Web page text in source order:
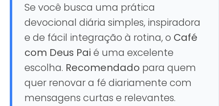
Se você busca uma prática
devocional diária simples, inspiradora
e de fácil integração à rotina, o Café
com Deus Pai é uma excelente
escolha. Recomendado para quem
quer renovar a fé diariamente com
mensagens curtas e relevantes.